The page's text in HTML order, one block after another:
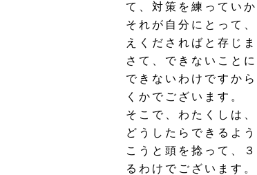
て、対策を練ってい
それが自分にとって
えくださればと存じま
さて、できないこと
できないわけですか
くかでございます。
そこで、わたくしは
どうしたらできるよ
こうと頭を捻って、
るわけでございます。